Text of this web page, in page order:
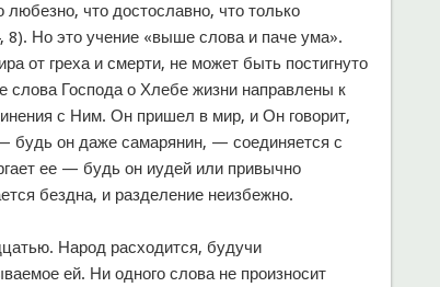
любезно, что достославно, что только
Но это учение «выше слова и паче ума».
от греха и смерти, не может быть постигнуто
слова Господа о Хлебе жизни направлены к
с Ним. Он пришел в мир, и Он говорит,
будь он даже самарянин, — соединяется с
ее — будь он иудей или привычно
бездна, и разделение неизбежно.
Народ расходится, будучи
ей. Ни одного слова не произносит